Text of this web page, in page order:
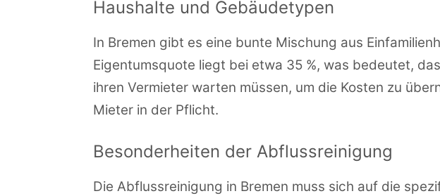
Haushalte und Gebäudetypen
In Bremen gibt es eine bunte Mischung aus
Eigentumsquote liegt bei etwa 35 %, was bedeutet,
ihren Vermieter warten müssen, um die Kosten zu
Mieter in der Pflicht.
Besonderheiten der Abflussreinigung
Die Abflussreinigung in Bremen muss sich auf die